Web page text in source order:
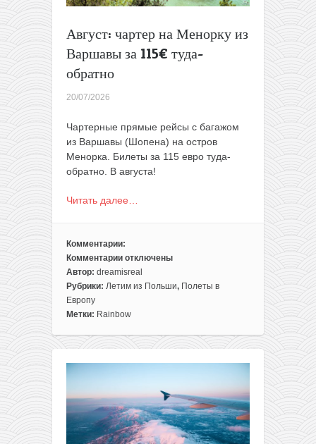
Август: чартер на Менорку из
Варшавы за 115€ туда-
обратно
20/07/2026
Чартерные прямые рейсы с багажом
из Варшавы (Шопена) на остров
Менорка. Билеты за 115 евро туда-
обратно. В августа!
Читать далее…
Комментарии:
Комментарии
к
записи
Август:
чартер
Менорку
Варшавы
115€
туда-
обратно
отключены
Автор: dreamisreal
Рубрики: Летим из Польши, Полеты в
Европу
Метки: Rainbow